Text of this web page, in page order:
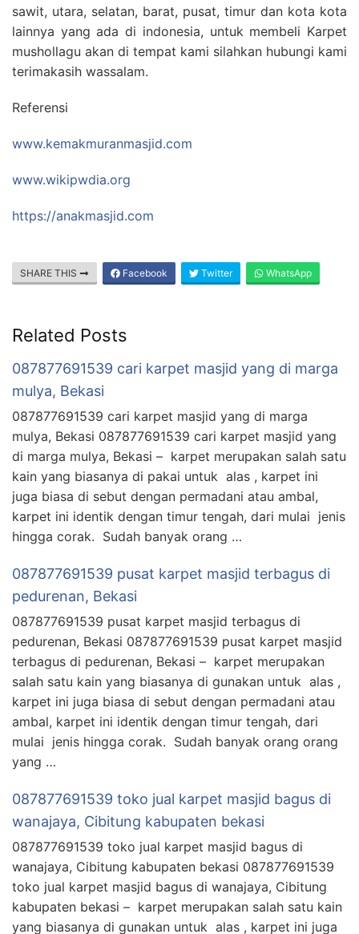
sawit, utara, selatan, barat, pusat, timur dan kota kota
lainnya yang ada di indonesia, untuk membeli Karpet
mushollagu akan di tempat kami silahkan hubungi kami
terimakasih wassalam.
Referensi
www.kemakmuranmasjid.com
www.wikipwdia.org
https://anakmasjid.com
SHARE THIS Facebook Twitter WhatsApp
Related Posts
087877691539 cari karpet masjid yang di marga
mulya, Bekasi
087877691539 cari karpet masjid yang di marga
mulya, Bekasi 087877691539 cari karpet masjid yang
di marga mulya, Bekasi – karpet merupakan salah satu
kain yang biasanya di pakai untuk alas , karpet ini
juga biasa di sebut dengan permadani atau ambal,
karpet ini identik dengan timur tengah, dari mulai jenis
hingga corak. Sudah banyak orang …
087877691539 pusat karpet masjid terbagus di
pedurenan, Bekasi
087877691539 pusat karpet masjid terbagus di
pedurenan, Bekasi 087877691539 pusat karpet masjid
terbagus di pedurenan, Bekasi – karpet merupakan
salah satu kain yang biasanya di gunakan untuk alas ,
karpet ini juga biasa di sebut dengan permadani atau
ambal, karpet ini identik dengan timur tengah, dari
mulai jenis hingga corak. Sudah banyak orang orang
yang …
087877691539 toko jual karpet masjid bagus di
wanajaya, Cibitung kabupaten bekasi
087877691539 toko jual karpet masjid bagus di
wanajaya, Cibitung kabupaten bekasi 087877691539
toko jual karpet masjid bagus di wanajaya, Cibitung
kabupaten bekasi – karpet merupakan salah satu kain
yang biasanya di gunakan untuk alas , karpet ini juga